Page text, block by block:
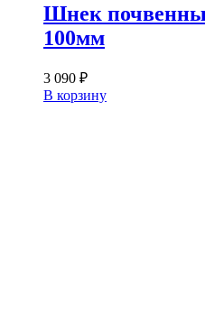
Шнек
100мм
3 090 ₽
В корзину